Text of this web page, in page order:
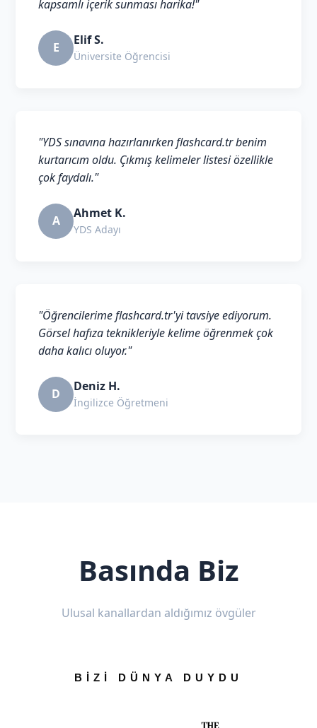
kapsamlı içerik sunması harika!"
E Elif S.
Üniversite Öğrencisi
"YDS sınavına hazırlanırken flashcard.tr benim
kurtarıcım oldu. Çıkmış kelimeler listesi özellikle
çok faydalı."
A Ahmet K.
YDS Adayı
"Öğrencilerime flashcard.tr'yi tavsiye ediyorum.
Görsel hafıza teknikleriyle kelime öğrenmek çok
daha kalıcı oluyor."
D Deniz H.
İngilizce Öğretmeni
Basında Biz
Ulusal kanallardan aldığımız övgüler
BİZİ DÜNYA DUYDU